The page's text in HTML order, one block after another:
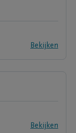
Bekijken
Bekijken